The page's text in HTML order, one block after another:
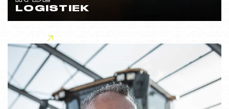
LOGISTIEK